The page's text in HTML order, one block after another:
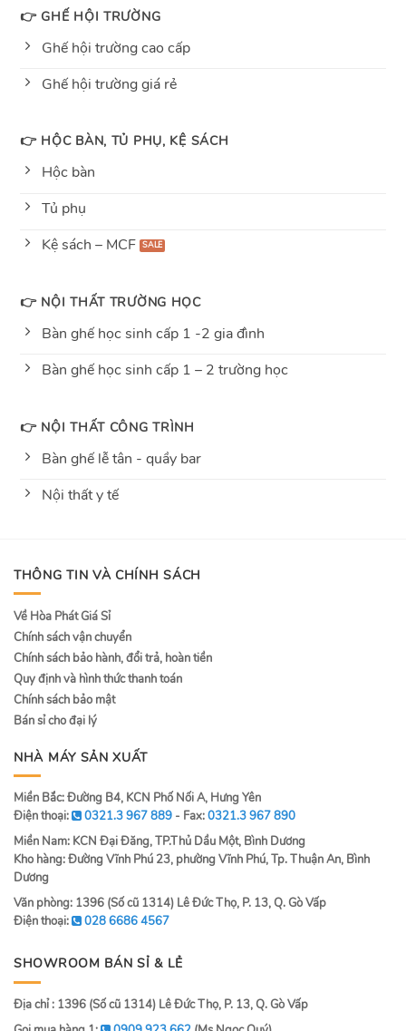
👉 GHẾ HỘI TRƯỜNG
Ghế hội trường cao cấp
Ghế hội trường giá rẻ
👉 HỘC BÀN, TỦ PHỤ, KỆ SÁCH
Hộc bàn
Tủ phụ
Kệ sách – MCF
👉 NỘI THẤT TRƯỜNG HỌC
Bàn ghế học sinh cấp 1 -2 gia đình
Bàn ghế học sinh cấp 1 – 2 trường học
👉 NỘI THẤT CÔNG TRÌNH
Bàn ghế lễ tân - quầy bar
Nội thất y tế
THÔNG TIN VÀ CHÍNH SÁCH
Về Hòa Phát Giá Sỉ
Chính sách vận chuyển
Chính sách bảo hành, đổi trả, hoàn tiền
Quy định và hình thức thanh toán
Chính sách bảo mật
Bán sỉ cho đại lý
NHÀ MÁY SẢN XUẤT
Miền Bắc: Đường B4, KCN Phố Nối A, Hưng Yên
Điện thoại:
0321.3 967 889 - Fax:0321.3 967 890
Miền Nam: KCN Đại Đăng, TP.Thủ Dầu Một, Bình Dương
Kho hàng: Đường Vĩnh Phú 23, phường Vĩnh Phú, Tp. Thuận An, Bình
Dương
Văn phòng: 1396 (Số cũ 1314) Lê Đức Thọ, P. 13, Q. Gò Vấp
Điện thoại:
028 6686 4567
SHOWROOM BÁN SỈ & LẺ
Địa chỉ : 1396 (Số cũ 1314) Lê Đức Thọ, P. 13, Q. Gò Vấp